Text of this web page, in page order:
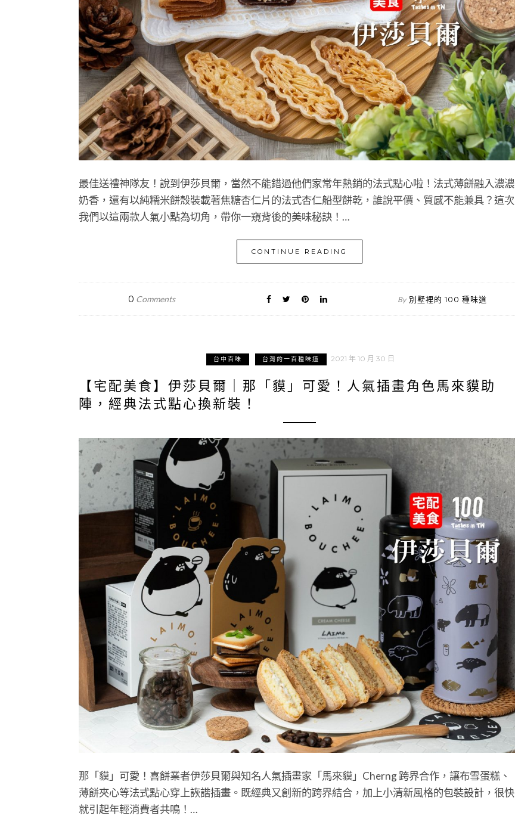
最佳送禮神隊友！說到伊莎貝爾，當然不能錯過他們家常年熱銷的法式點心啦！法式薄餅融入濃濃
奶香，還有以純糯米餅殼裝載著焦糖杏仁片的法式杏仁船型餅乾，誰說平價、質感不能兼具？這次
我們以這兩款人氣小點為切角，帶你一窺背後的美味秘訣！…
CONTINUE READING
0 Comments By 別墅裡的 100 種味道
台中百味 台灣的一百種味道 2021 年 10 月 30 日
【宅配美食】伊莎貝爾｜那「貘」可愛！人氣插畫角色馬來貘助
陣，經典法式點心換新裝！
那「貘」可愛！喜餅業者伊莎貝爾與知名人氣插畫家「馬來貘」Cherng 跨界合作，讓布雪蛋糕、
薄餅夾心等法式點心穿上詼諧插畫。既經典又創新的跨界結合，加上小清新風格的包裝設計，很快
就引起年輕消費者共鳴！…